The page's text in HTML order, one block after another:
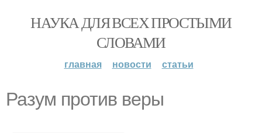
НАУКА ДЛЯ ВСЕХ ПРОСТЫМИ
СЛОВАМИ
главная новости статьи
Разум против веры